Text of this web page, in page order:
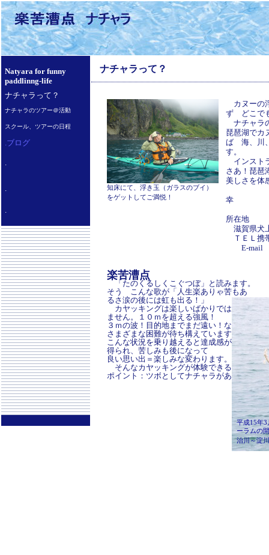
平成15年
ーラムの
治川～淀
Natyara for funny
paddlinng-life
ナチャラって？
ナチャラのツアー＠活動
スクール、ツアーの日程
.ブログ
.
.
.
ナチャラって？
知床にて、浮き玉（ガラスのブイ）
をゲットしてご満悦！
カヌーの
ず どこで
ナチャラ
琵琶湖でカ
ば 海、川
す。
インスト
さあ！琵琶
美し
幸
所在地
滋賀県犬
ＴＥＬ携
E-mail
楽苦漕点
「たのくるしくこぐつぼ」と読みます。
そう こんな歌が「人生楽ありゃ苦もあ
るさ涙の後には虹も出る！」
カヤッキングは楽しいばかりではあり
ません。１０ｍを超える強風！
３ｍの波！目的地までまだ遠い！など
さまざまな困難が待ち構えています。
こんな状況を乗り越えると達成感が
得られ、苦しみも後になって
良い思い出＝楽しみな変わります。
そんなカヤッキングが体験できる
ポイント：ツボとしてナチャラがあります。